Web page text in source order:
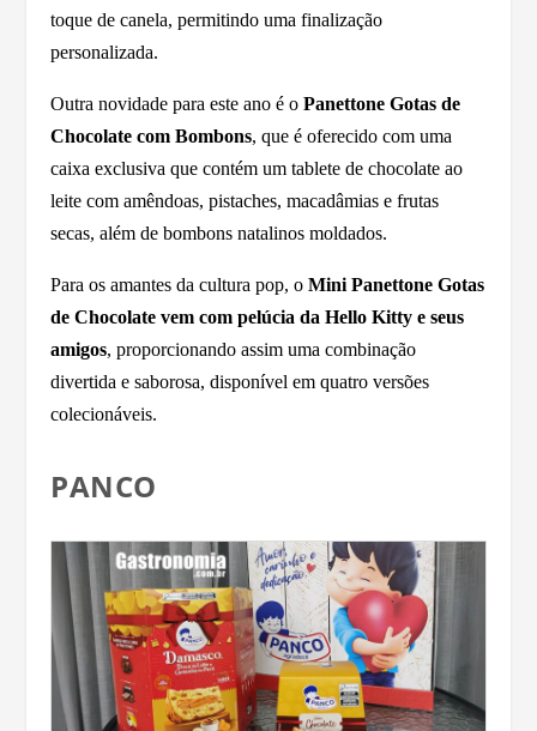
toque de canela, permitindo uma finalização
personalizada.
Outra novidade para este ano é oPanettone Gotas de
Chocolate com Bombons, que é oferecido com uma
caixa exclusiva que contém um tablete de chocolate ao
leite com amêndoas, pistaches, macadâmias e frutas
secas, além de bombons natalinos moldados.
Para os amantes da cultura pop, oMini Panettone Gotas
de Chocolate vem com pelúcia da Hello Kitty e seus
amigos, proporcionando assim uma combinação
divertida e saborosa, disponível em quatro versões
colecionáveis.
PANCO